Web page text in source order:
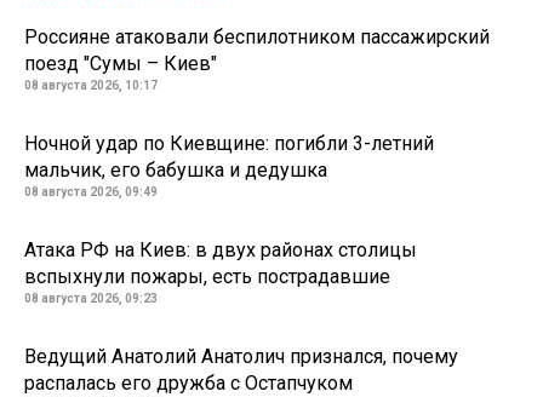
Россияне атаковали беспилотником пассажирский
поезд "Сумы – Киев"
08 августа 2026, 10:17
Ночной удар по Киевщине: погибли 3-летний
мальчик, его бабушка и дедушка
08 августа 2026, 09:49
Атака РФ на Киев: в двух районах столицы
вспыхнули пожары, есть пострадавшие
08 августа 2026, 09:23
Ведущий Анатолий Анатолич признался, почему
распалась его дружба с Остапчуком